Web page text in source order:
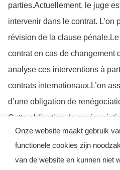
parties.Actuellement, le juge
intervenir dans le contrat. L’on
révision de la clause
contrat en cas de changement
analyse ces interventions à
contrats internationaux.L’on
d’une obligation de
Cette obligation de
laisser aux partiesla maîtrise
Onze website maakt gebruik
functionele cookies zijn
van de website en kunnen niet